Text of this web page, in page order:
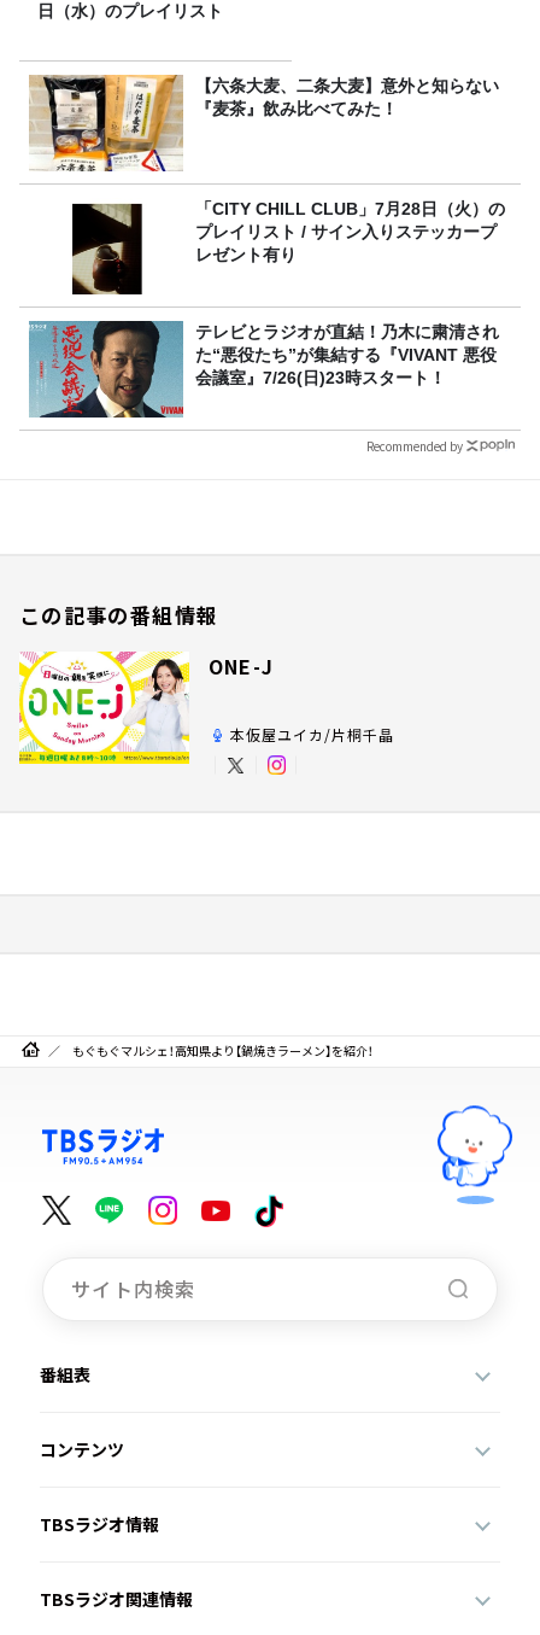
日（水）のプレイリスト
【六条大麦、二条大麦】意外と知らない
『麦茶』飲み比べてみた！
「CITY CHILL CLUB」7月28日（火）の
プレイリスト / サイン入りステッカープ
レゼント有り
テレビとラジオが直結！乃木に粛清され
た“悪役たち”が集結する『VIVANT 悪役
会議室』7/26(日)23時スタート！
Recommended by
この記事の番組情報
ONE-J
本仮屋ユイカ/片桐千晶
もぐもぐマルシェ！高知県より【鍋焼きラーメン】を紹介！
番組表
コンテンツ
TBSラジオ情報
TBSラジオ関連情報